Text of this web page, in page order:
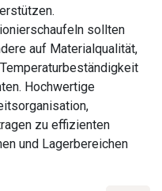
sollten
auf Materialqualität,
Hochwertige
zu effizienten
und Lagerbereichen